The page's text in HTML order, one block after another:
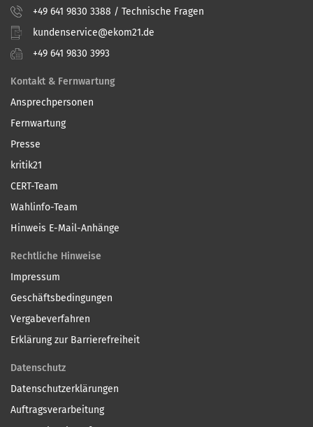
+49 641 9830 3388 / Technische Fragen
kundenservice@ekom21.de
+49 641 9830 3993
Kontakt & Fernwartung
Ansprechpersonen
Fernwartung
Presse
kritik21
CERT-Team
Wahlinfo-Team
Hinweis E-Mail-Anhänge
Rechtliche Hinweise
Impressum
Geschäftsbedingungen
Vergabeverfahren
Erklärung zur Barrierefreiheit
Datenschutz
Datenschutzerklärungen
Auftragsverarbeitung